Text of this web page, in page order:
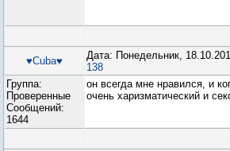
♥Cuba♥
Дата: Понедельник,
138
Группа:
Проверенные
Сообщений:
1644
он всегда мне нравился, и
очень харизматический и